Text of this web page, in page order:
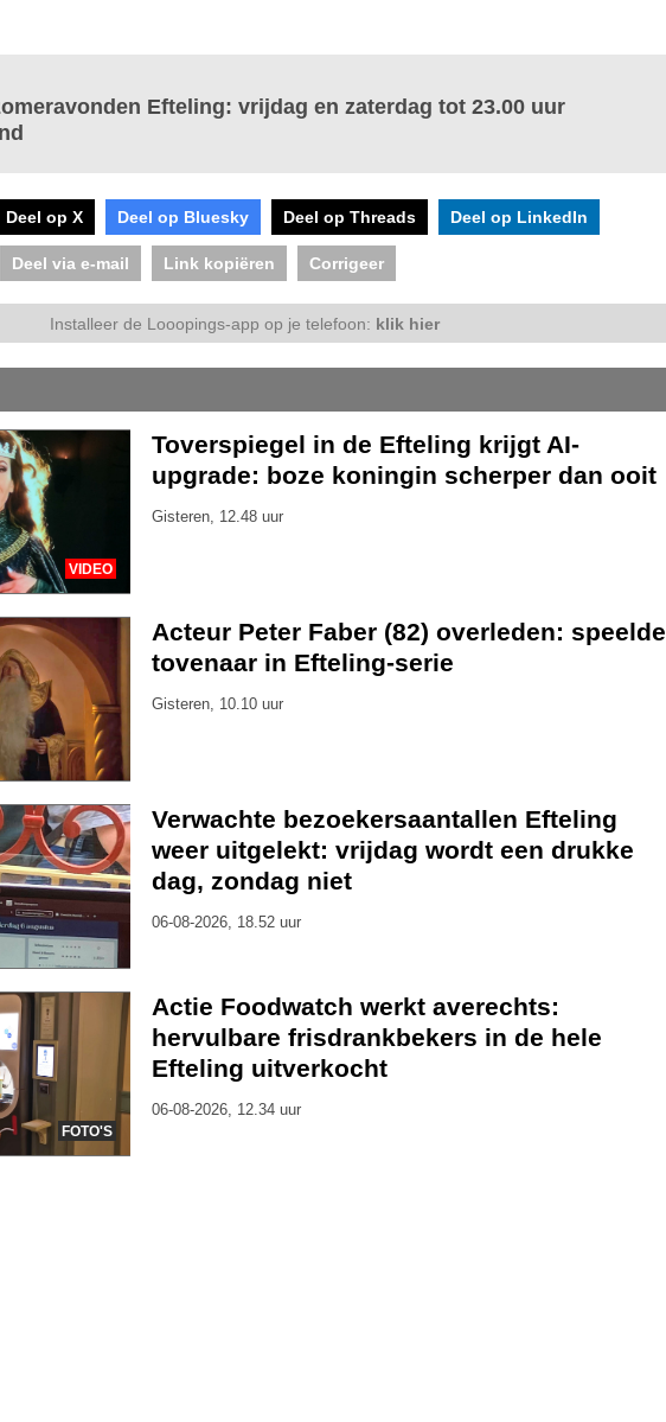
Efteling: vrijdag en zaterdag tot 23.00 uur
Deel op X Deel op Bluesky Deel op Threads Deel op LinkedIn
Deel via e-mail Link kopiëren Corrigeer
Installeer de Looopings-app op je telefoon: klik hier
VIDEO
Toverspiegel in de Efteling krijgt AI-
upgrade: boze koningin scherper dan ooit
Gisteren, 12.48 uur
Acteur Peter Faber (82) overleden: speelde
tovenaar in Efteling-serie
Gisteren, 10.10 uur
Verwachte bezoekersaantallen Efteling
weer uitgelekt: vrijdag wordt een drukke
dag, zondag niet
06-08-2026, 18.52 uur
FOTO'S
Actie Foodwatch werkt averechts:
hervulbare frisdrankbekers in de hele
Efteling uitverkocht
06-08-2026, 12.34 uur